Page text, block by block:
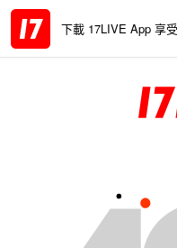
下載 17LIVE App 享